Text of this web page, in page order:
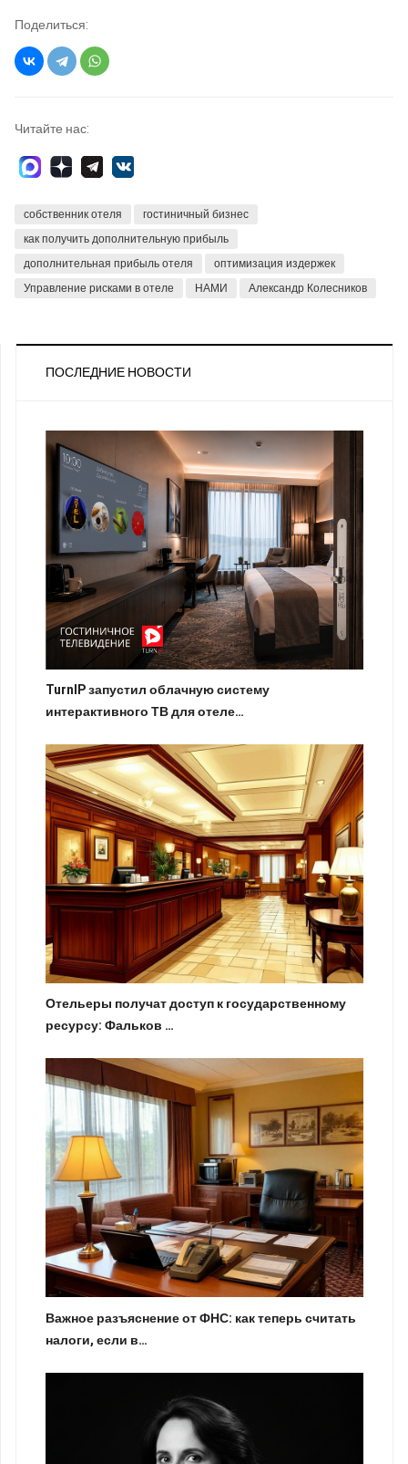
Поделиться:
Читайте нас:
собственник отеля
гостиничный бизнес
как получить дополнительную прибыль
дополнительная прибыль отеля
оптимизация издержек
Управление рисками в отеле
НАМИ Александр Колесников
ПОСЛЕДНИЕ НОВОСТИ
TurnIP запустил облачную систему
интерактивного ТВ для отеле…
Отельеры получат доступ к государственному
ресурсу: Фальков …
Важное разъяснение от ФНС: как теперь считать
налоги, если в…